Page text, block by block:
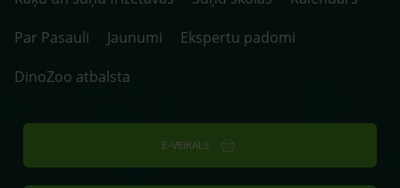
Par Pasauli
Jaunumi
Ekspertu padomi
DinoZoo atbalsta
E-VEIKALS